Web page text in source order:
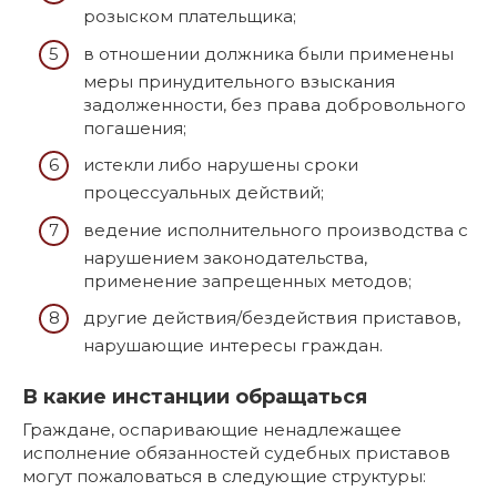
розыском плательщика;
в отношении должника были применены
меры принудительного взыскания
задолженности, без права добровольного
погашения;
истекли либо нарушены сроки
процессуальных действий;
ведение исполнительного производства с
нарушением законодательства,
применение запрещенных методов;
другие действия/бездействия приставов,
нарушающие интересы граждан.
В какие инстанции обращаться
Граждане, оспаривающие ненадлежащее
исполнение обязанностей судебных приставов
могут пожаловаться в следующие структуры: